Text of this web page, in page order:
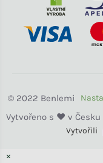
Vytvořili
Benlemi
×